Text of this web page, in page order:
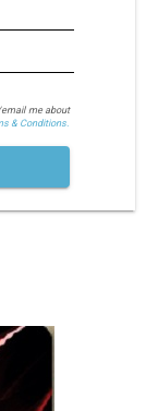
me about
& Conditions.